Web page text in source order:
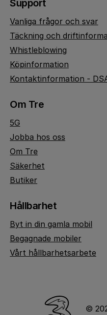
Support
Vanliga frågor och svar
Täckning och
Whistleblowing
Köpinformation
Kontaktinformation -
Om Tre
5G
Jobba hos oss
Om Tre
Säkerhet
Butiker
Hållbarhet
Byt in din gamla mobil
Begagnade mobiler
Vårt hållbarhetsarbete
©